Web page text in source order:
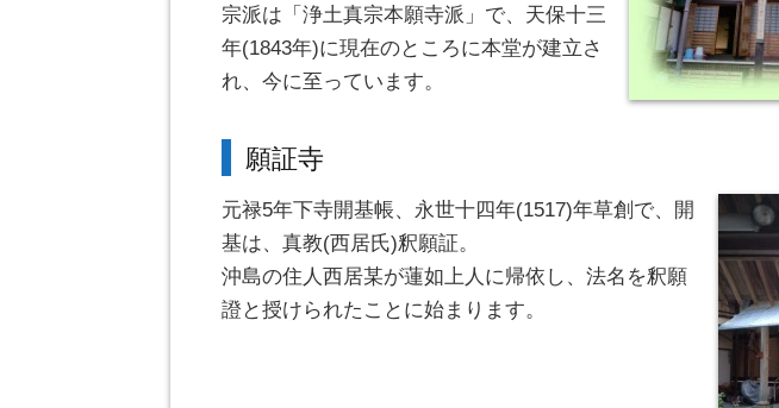
宗派は「浄土真宗本願寺派」で、天保十三
年(1843年)に現在のところに本堂が建立さ
れ、今に至っています。
願証寺
元禄5年下寺開基帳、永世十四年(1517)年草創で、開
基は、真教(西居氏)釈願証。
沖島の住人西居某が蓮如上人に帰依し、法名を釈願
證と授けられたことに始まります。